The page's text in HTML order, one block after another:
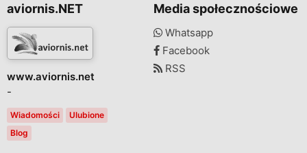
aviornis.NET
www.aviornis.net
-
Wiadomości
Ulubione
Blog
Media społecznościowe
Whatsapp
Facebook
RSS